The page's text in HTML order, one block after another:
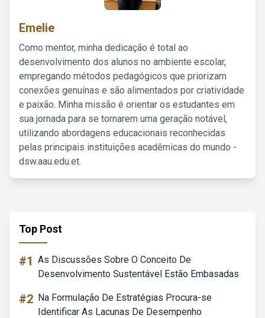
Emelie
Como mentor, minha dedicação é total ao
desenvolvimento dos alunos no ambiente escolar,
empregando métodos pedagógicos que priorizam
conexões genuínas e são alimentados por criatividade
e paixão. Minha missão é orientar os estudantes em
sua jornada para se tornarem uma geração notável,
utilizando abordagens educacionais reconhecidas
pelas principais instituições acadêmicas do mundo -
dsw.aau.edu.et.
Top Post
#1 As Discussões Sobre O Conceito De
Desenvolvimento Sustentável Estão Embasadas
#2 Na Formulação De Estratégias Procura-se
Identificar As Lacunas De Desempenho